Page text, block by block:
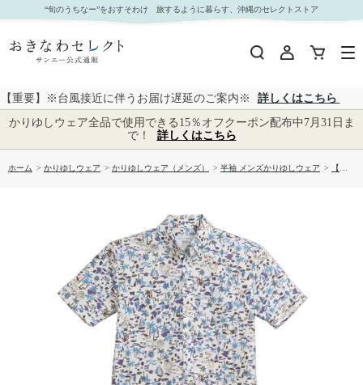
【送料無料】形態安定 ヨットハーバー柄 かりゆしウェアP1025-05｜おきなわセレクト サンエー
公式通販
“旬のうちなー”をおすそわけ 旅するように暮らす、沖縄のセレクトストア
【重要】※台風接近に伴うお届け遅延のご案内※
詳しくはこちら
かりゆしウェア全品で使用できる15％オフクーポン配布中7月31日ま
で！
詳しくはこちら
ホーム > かりゆしウェア > かりゆしウェア（メンズ） > 半袖 メンズかりゆしウェア > 【送料無料】形態安定 ヨットハーバー柄 かりゆしウェアP1025-05